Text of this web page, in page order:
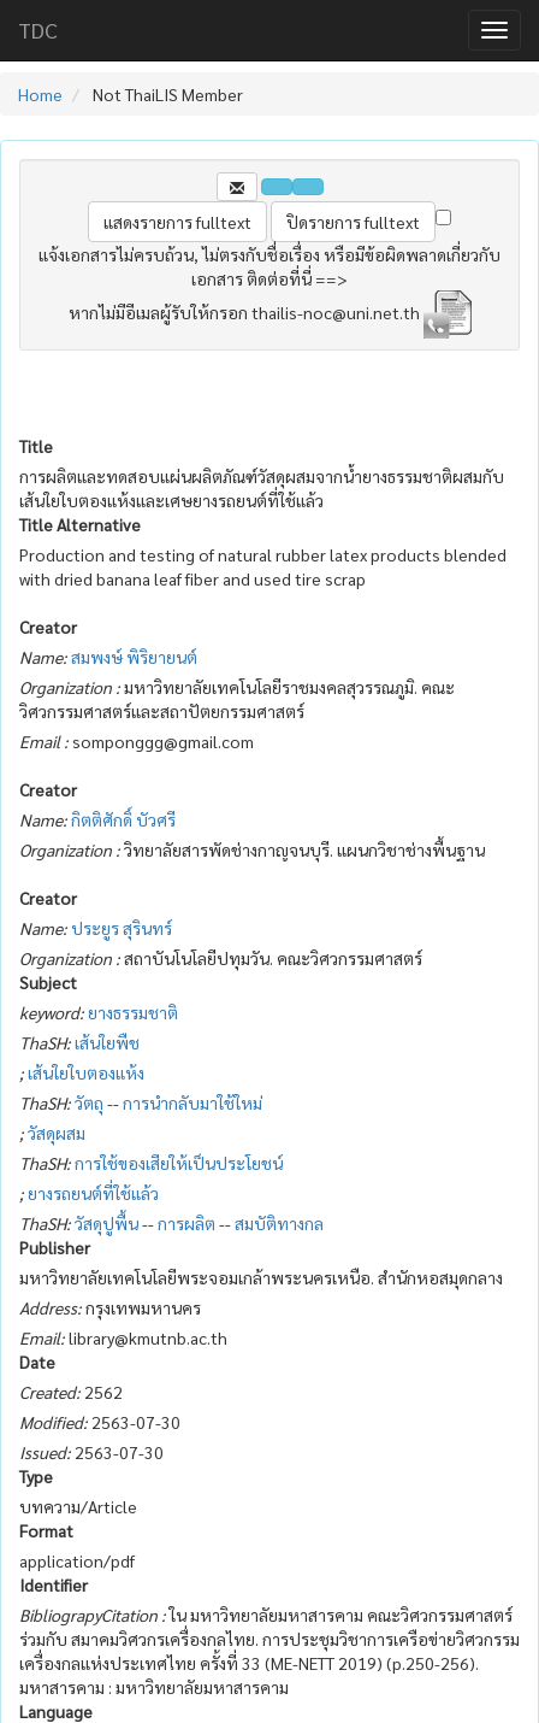
TDC
Home Not ThaiLIS Member
แจ้งเอกสารไม่ครบถ้วน, ไม่ตรงกับชื่อเรื่อง หรือมีข้อผิดพลาดเกี่ยวกับ
เอกสาร ติดต่อที่นี่ ==>
หากไม่มีอีเมลผู้รับให้กรอก thailis-noc@uni.net.th
Title
การผลิตและทดสอบแผ่นผลิตภัณฑ์วัสดุผสมจากน้ำยางธรรมชาติผสมกับ
เส้นใยใบตองแห้งและเศษยางรถยนต์ที่ใช้แล้ว
Title Alternative
Production and testing of natural rubber latex products blended
with dried banana leaf fiber and used tire scrap
Creator
Name:สมพงษ์ พิริยายนต์
Organization :มหาวิทยาลัยเทคโนโลยีราชมงคลสุวรรณภูมิ. คณะ
วิศวกรรมศาสตร์และสถาปัตยกรรมศาสตร์
Email :somponggg@gmail.com
Creator
Name:กิตติศักดิ์ บัวศรี
Organization :วิทยาลัยสารพัดช่างกาญจนบุรี. แผนกวิชาช่างพื้นฐาน
Creator
Name:ประยูร สุรินทร์
Organization :สถาบันโนโลยีปทุมวัน. คณะวิศวกรรมศาสตร์
Subject
keyword:ยางธรรมชาติ
ThaSH:เส้นใยพืช
;เส้นใยใบตองแห้ง
ThaSH:วัตถุ --การนำกลับมาใช้ใหม่
;วัสดุผสม
ThaSH:การใช้ของเสียให้เป็นประโยชน์
;ยางรถยนต์ที่ใช้แล้ว
ThaSH:วัสดุปูพื้น--การผลิต --สมบัติทางกล
Publisher
มหาวิทยาลัยเทคโนโลยีพระจอมเกล้าพระนครเหนือ. สำนักหอสมุดกลาง
Address:กรุงเทพมหานคร
Email:library@kmutnb.ac.th
Date
Created: 2562
Modified: 2563-07-30
Issued: 2563-07-30
Type
บทความ/Article
Format
application/pdf
Identifier
BibliograpyCitation :ใน มหาวิทยาลัยมหาสารคาม คณะวิศวกรรมศาสตร์
ร่วมกับ สมาคมวิศวกรเครื่องกลไทย. การประชุมวิชาการเครือข่ายวิศวกรรม
เครื่องกลแห่งประเทศไทย ครั้งที่ 33 (ME-NETT 2019) (p.250-256).
มหาสารคาม : มหาวิทยาลัยมหาสารคาม
Language